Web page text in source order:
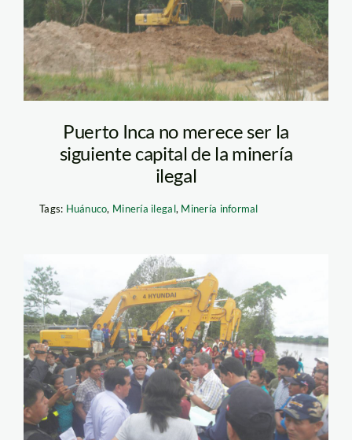
Puerto Inca no merece ser la
siguiente capital de la minería
ilegal
Tags: Huánuco, Minería ilegal, Minería informal
puerto_inca_3